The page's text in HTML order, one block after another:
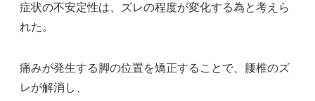
症状の不安定性は、ズレの程度が変化する為と考えら
れた。
痛みが発生する脚の位置を矯正することで、腰椎のズ
レが解消し、